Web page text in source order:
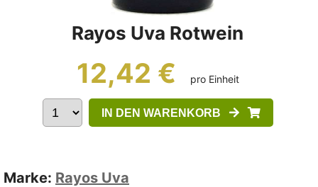
Rayos Uva Rotwein
12,42 € pro Einheit
IN DEN WARENKORB
Marke: Rayos Uva